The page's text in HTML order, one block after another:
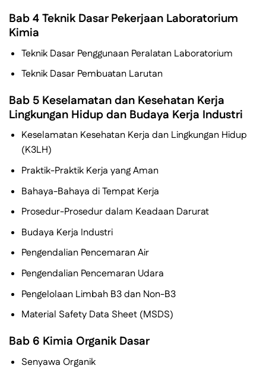
Bab 4 Teknik Dasar Pekerjaan Laboratorium
Kimia
Teknik Dasar Penggunaan Peralatan Laboratorium
Teknik Dasar Pembuatan Larutan
Bab 5 Keselamatan dan Kesehatan Kerja
Lingkungan Hidup dan Budaya Kerja Industri
Keselamatan Kesehatan Kerja dan Lingkungan Hidup
(K3LH)
Praktik-Praktik Kerja yang Aman
Bahaya-Bahaya di Tempat Kerja
Prosedur-Prosedur dalam Keadaan Darurat
Budaya Kerja Industri
Pengendalian Pencemaran Air
Pengendalian Pencemaran Udara
Pengelolaan Limbah B3 dan Non-B3
Material Safety Data Sheet (MSDS)
Bab 6 Kimia Organik Dasar
Senyawa Organik